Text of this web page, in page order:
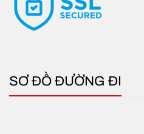
SƠ ĐỒ ĐƯỜNG ĐI